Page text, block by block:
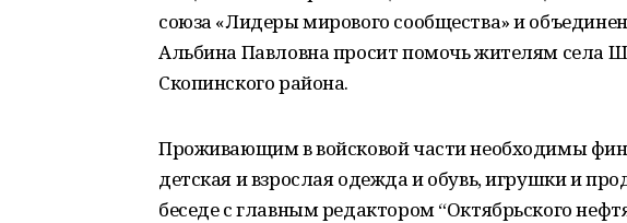
союза «Лидеры мирового сообщества» и
Альбина Павловна просит помочь жителям села
Скопинского района.
Проживающим в войсковой части необходимы
детская и взрослая одежда и обувь, игрушки и
беседе с главным редактором “Октябрьского